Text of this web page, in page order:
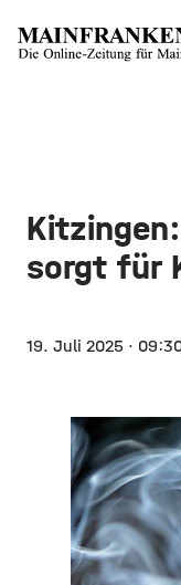
sorgt für
19. Juli 2025 ·